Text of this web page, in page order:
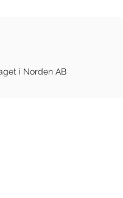
i Norden AB